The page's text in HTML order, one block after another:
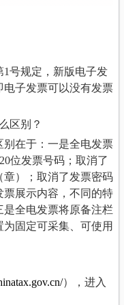
1号规定，新版电子发
子发票可以没有发票
区别？
在于：一是全电发票
位发票号码；取消了
）；取消了发票密码
票展示内容，不同的特
全电发票将原备注栏
固定可采集、可使用
），进入